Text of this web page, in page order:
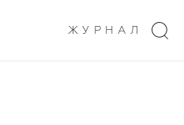
ЖУРНАЛ